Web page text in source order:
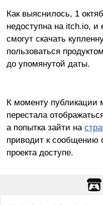
Как выяснилось, 1
недоступна на itch.io,
смогут скачать
пользоваться
до упомянутой даты.
К моменту публикации
перестала
а попытка зайти на
приводит к сообщению
проекта доступе.